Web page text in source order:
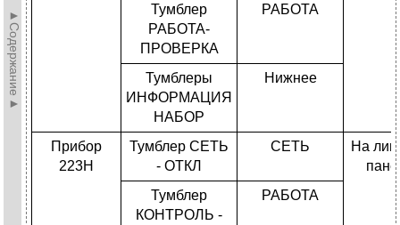
►Содержание►
Тумблер
РАБОТА-
ПРОВЕРКА
РАБОТА
Тумблеры
ИНФОРМАЦИЯ
НАБОР
Нижнее
Прибор
223H
Тумблер СЕТЬ
- ОТКЛ
СЕТЬ
На
Тумблер
КОНТРОЛЬ -
РАБОТА